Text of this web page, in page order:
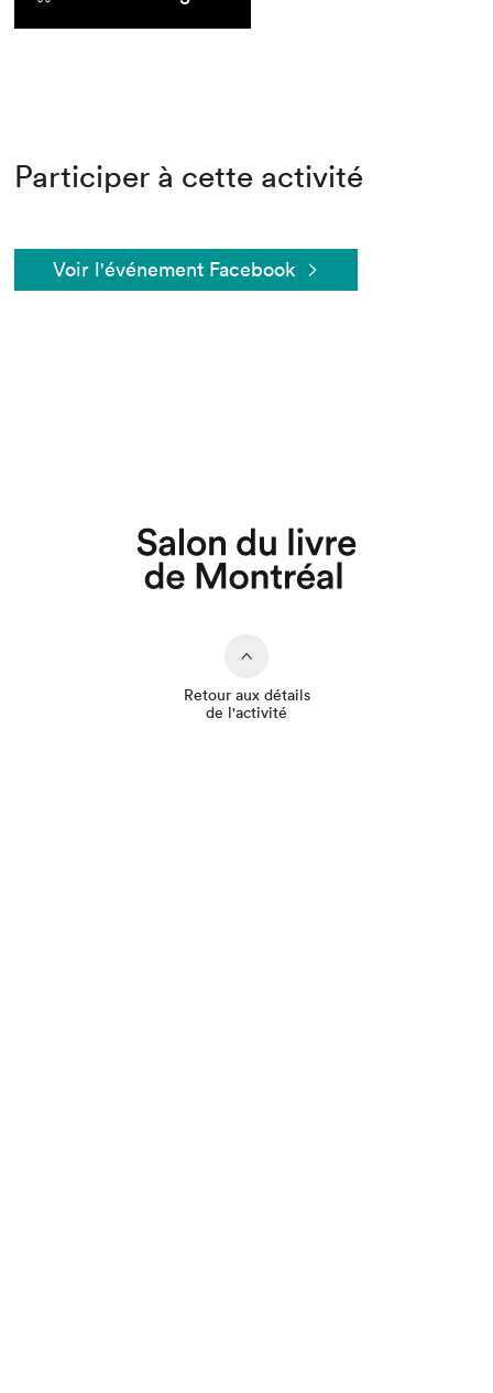
Participer à cette activité
Voir l'événement Facebook
Retour aux détails
de l'activité